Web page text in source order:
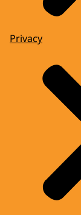
Privacy